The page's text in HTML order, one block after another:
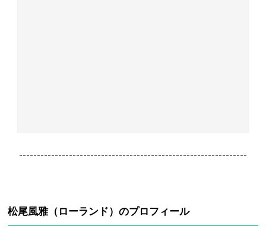
----------------------------------------------------------------
松尾風雅（ローランド）のプロフィール